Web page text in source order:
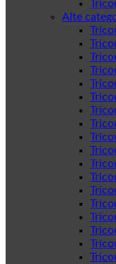
Alte